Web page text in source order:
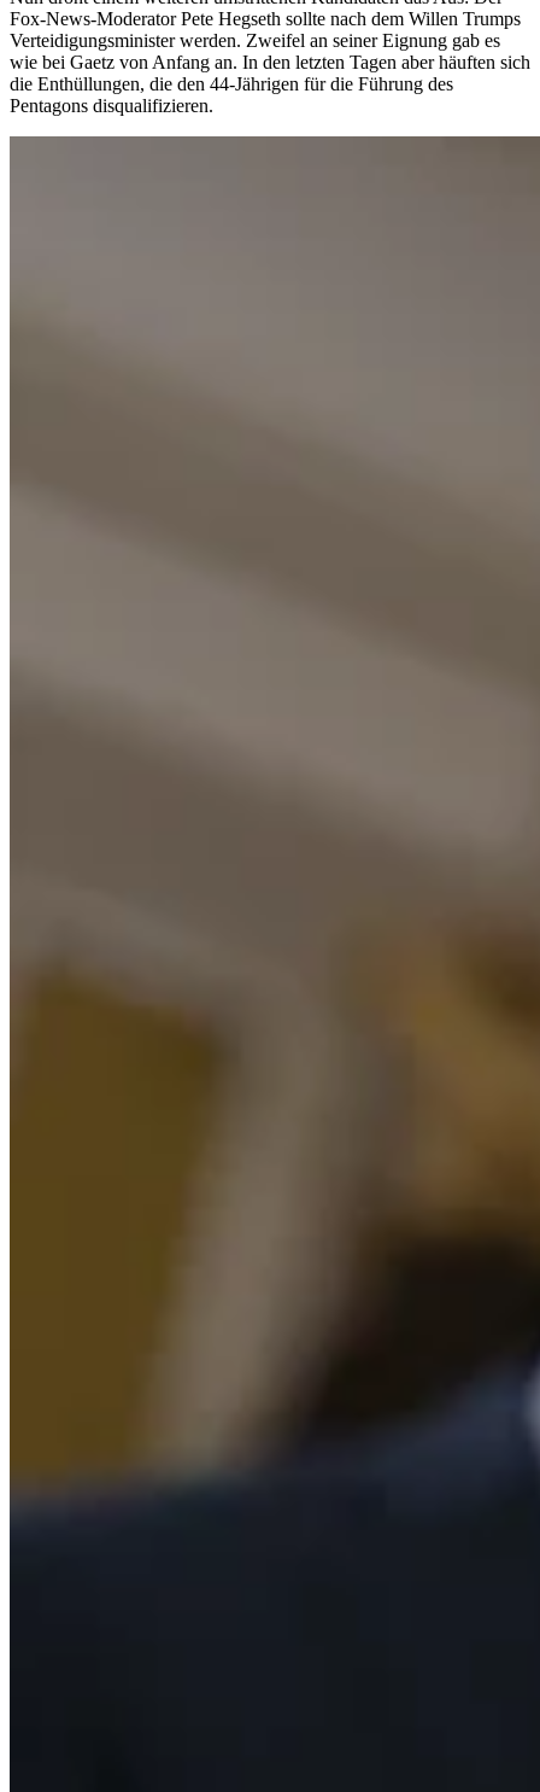
Fox-News-Moderator Pete Hegseth sollte nach dem Willen Trumps
Verteidigungsminister werden. Zweifel an seiner Eignung gab es
wie bei Gaetz von Anfang an. In den letzten Tagen aber häuften sich
die Enthüllungen, die den 44-Jährigen für die Führung des
Pentagons disqualifizieren.